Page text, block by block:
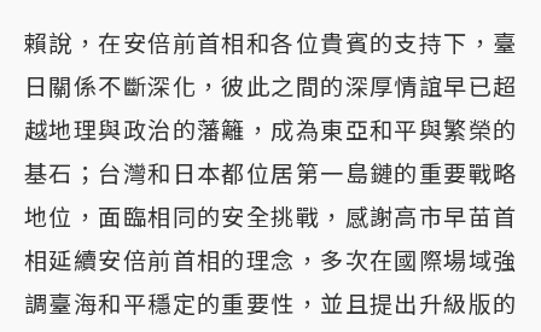
賴說，在安倍前首相和各位貴賓的支持下，臺
日關係不斷深化，彼此之間的深厚情誼早已超
越地理與政治的藩籬，成為東亞和平與繁榮的
基石；台灣和日本都位居第一島鏈的重要戰略
地位，面臨相同的安全挑戰，感謝高市早苗首
相延續安倍前首相的理念，多次在國際場域強
調臺海和平穩定的重要性，並且提出升級版的